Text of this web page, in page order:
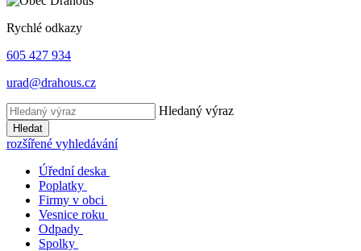
Rychlé odkazy
605 427 934
urad@drahous.cz
Hledaný výraz
Hledat
rozšířené vyhledávání
Úřední deska
Poplatky
Firmy v obci
Vesnice roku
Odpady
Spolky